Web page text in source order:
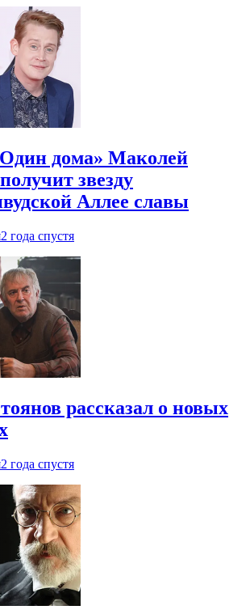
дома» Маколей
звезду
Аллее славы
2 года спустя
рассказал о новых
2 года спустя